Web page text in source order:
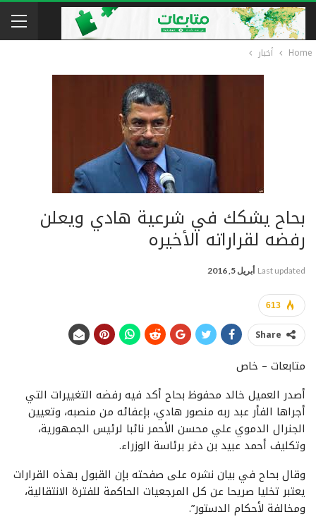
Home أخبار
بحاح يشكك في شرعية هادي ويعلن
رفضه لقراراته الأخيره
Last updated أبريل 5, 2016
613
Share
متابعات – خاص
أصدر العميل خالد محفوظ بحاح أكد فيه رفضه التغييرات التي
أجراها الفأر عبد ربه منصور هادي، بإعفائه من منصبه، وتعيين
الجنرال الدموي علي محسن الأحمر نائبا لرئيس الجمهورية،
وتكليف أحمد عبيد بن دغر برئاسة الوزراء.
وقال بحاح في بيان نشره على صفحته بإن القبول بهذه القرارات
يعتبر تخليا صريحا عن كل المرجعيات الحاكمة للفترة الانتقالية،
ومخالفة لأحكام الدستور”.